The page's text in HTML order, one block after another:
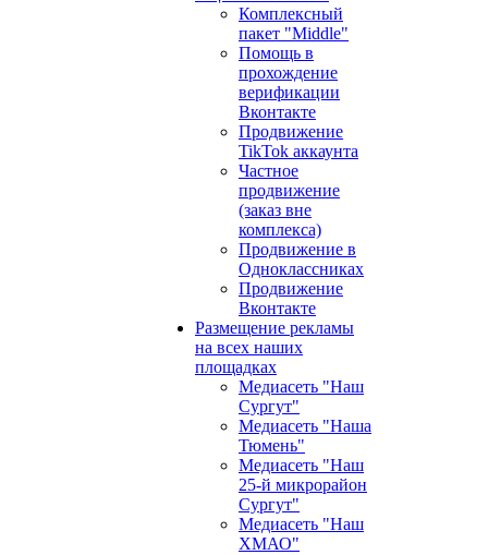
Комплексный
пакет "Middle"
Помощь в
прохождение
верификации
Вконтакте
Продвижение
TikTok аккаунта
Частное
продвижение
(заказ вне
комплекса)
Продвижение в
Одноклассниках
Продвижение
Вконтакте
Размещение рекламы
на всех наших
площадках
Медиасеть "Наш
Сургут"
Медиасеть "Наша
Тюмень"
Медиасеть "Наш
25-й микрорайон
Сургут"
Медиасеть "Наш
ХМАО"